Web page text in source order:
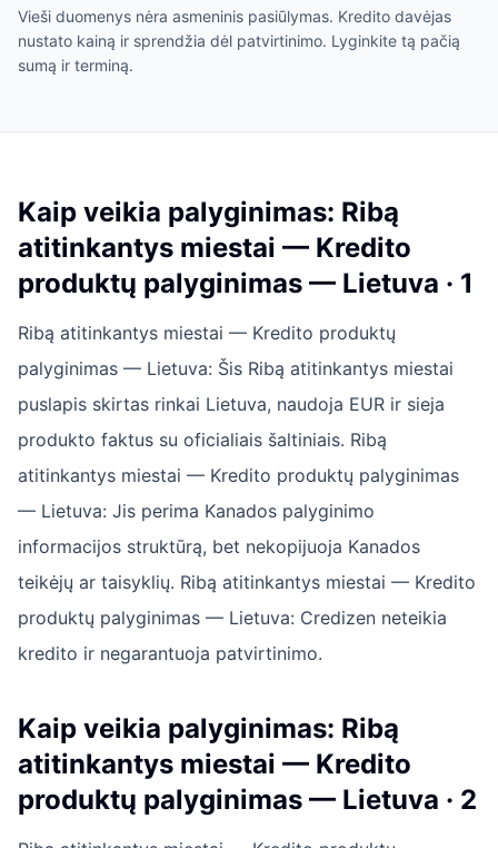
Vieši duomenys nėra asmeninis pasiūlymas. Kredito davėjas
nustato kainą ir sprendžia dėl patvirtinimo. Lyginkite tą pačią
sumą ir terminą.
Kaip veikia palyginimas: Ribą
atitinkantys miestai — Kredito
produktų palyginimas — Lietuva · 1
Ribą atitinkantys miestai — Kredito produktų
palyginimas — Lietuva: Šis Ribą atitinkantys miestai
puslapis skirtas rinkai Lietuva, naudoja EUR ir sieja
produkto faktus su oficialiais šaltiniais. Ribą
atitinkantys miestai — Kredito produktų palyginimas
— Lietuva: Jis perima Kanados palyginimo
informacijos struktūrą, bet nekopijuoja Kanados
teikėjų ar taisyklių. Ribą atitinkantys miestai — Kredito
produktų palyginimas — Lietuva: Credizen neteikia
kredito ir negarantuoja patvirtinimo.
Kaip veikia palyginimas: Ribą
atitinkantys miestai — Kredito
produktų palyginimas — Lietuva · 2